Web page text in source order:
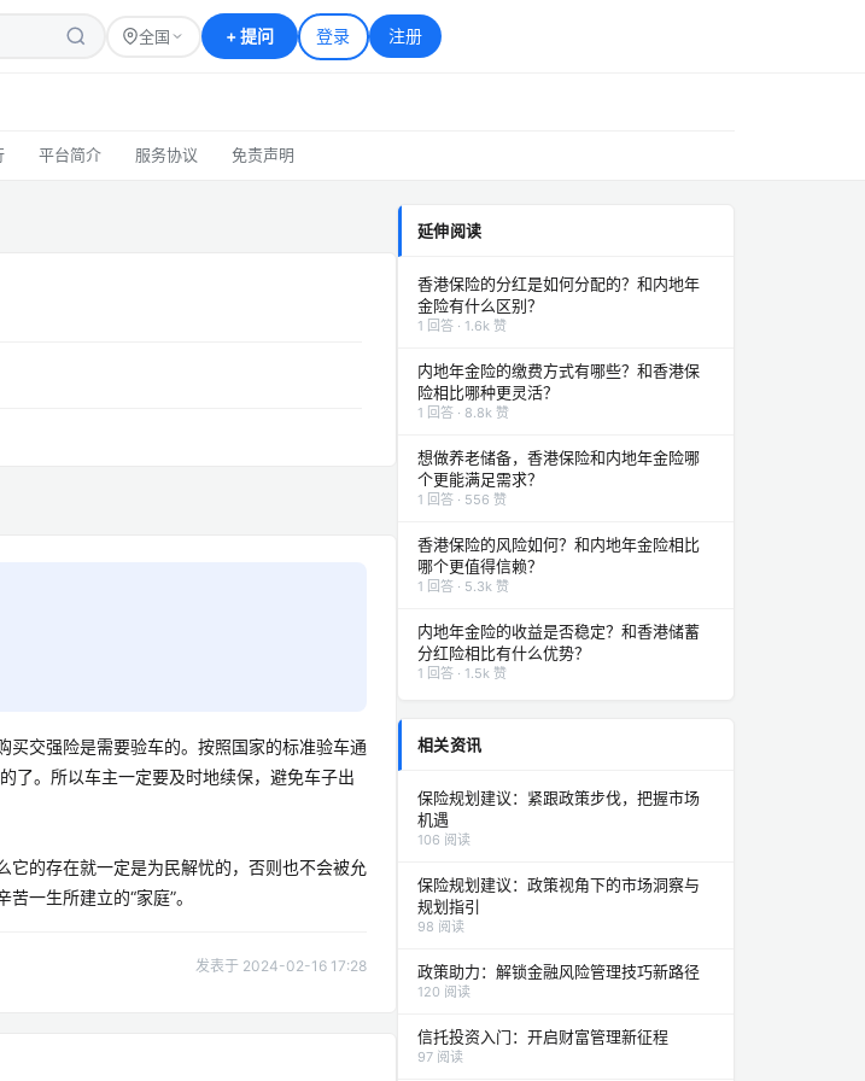
全国 +提问 登录 注册
平台简介 服务协议 免责声明
交强险是需要验车的。按照国家的标准验车通
了。所以车主一定要及时地续保，避免车子出
它的存在就一定是为民解忧的，否则也不会被允
一生所建立的“家庭”。
发表于 2024-02-16 17:28
延伸阅读
香港保险的分红是如何分配的？和内地年
金险有什么区别？
1 回答 · 1.6k 赞
内地年金险的缴费方式有哪些？和香港保
险相比哪种更灵活？
1 回答 · 8.8k 赞
想做养老储备，香港保险和内地年金险哪
个更能满足需求？
1 回答 · 556 赞
香港保险的风险如何？和内地年金险相比
哪个更值得信赖？
1 回答 · 5.3k 赞
内地年金险的收益是否稳定？和香港储蓄
分红险相比有什么优势？
1 回答 · 1.5k 赞
相关资讯
保险规划建议：紧跟政策步伐，把握市场
机遇
106 阅读
保险规划建议：政策视角下的市场洞察与
规划指引
98 阅读
政策助力：解锁金融风险管理技巧新路径
120 阅读
信托投资入门：开启财富管理新征程
97 阅读